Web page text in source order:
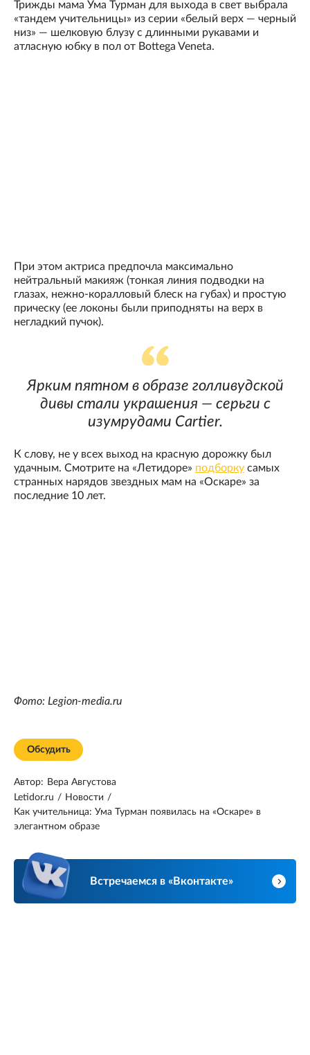
Трижды мама Ума Турман для выхода в свет выбрала
«тандем учительницы» из серии «белый верх — черный
низ» — шелковую блузу с длинными рукавами и
атласную юбку в пол от Bottega Veneta.
При этом актриса предпочла максимально
нейтральный макияж (тонкая линия подводки на
глазах, нежно-коралловый блеск на губах) и простую
прическу (ее локоны были приподняты на верх в
негладкий пучок).
Ярким пятном в образе голливудской
дивы стали украшения — серьги с
изумрудами Cartier.
К слову, не у всех выход на красную дорожку был
удачным. Смотрите на «Летидоре» подборку самых
странных нарядов звездных мам на «Оскаре» за
последние 10 лет.
Фото: Legion-media.ru
Обсудить
Автор: Вера Августова
Letidor.ru / Новости /
Как учительница: Ума Турман появилась на «Оскаре» в
элегантном образе
Встречаемся в «Вконтакте»